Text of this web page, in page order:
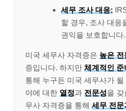
세무 조사 대응:
할 경우, 조사 대응
권익을 보호합니다.
미국 세무사 자격증은 높은 전
증입니다. 하지만 체계적인 준
통해 누구든 미국 세무사가
야에 대한 열정과 전문성을 갖
무사 자격증을 통해 세무 전문